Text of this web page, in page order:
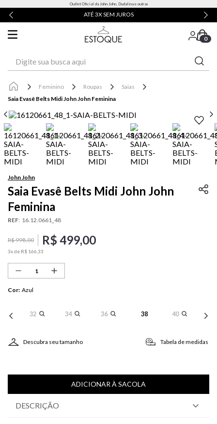
Outlet Oficial da John John, Dudalina e outras
ATÉ 3X SEM JUROS
0
Feminino Roupas
Saias
Saia Evasê Belts Midi John John Feminina
John John
Saia Evasê Belts Midi John John
Feminina
REF: 16.12.0661_48
R$998,00 R$ 499,00
3x de R$ 166 33
Cor: Azul
32 34 36 38 40
Descubra seu tamanho Tabela de medidas
ADICIONAR À SACOLA
DESCRIÇÃO